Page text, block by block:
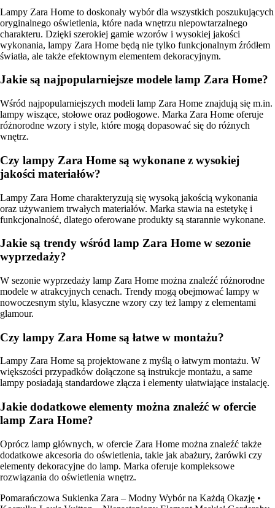
Lampy Zara Home to doskonały wybór dla wszystkich poszukujących
oryginalnego oświetlenia, które nada wnętrzu niepowtarzalnego
charakteru. Dzięki szerokiej gamie wzorów i wysokiej jakości
wykonania, lampy Zara Home będą nie tylko funkcjonalnym źródłem
światła, ale także efektownym elementem dekoracyjnym.
Jakie są najpopularniejsze modele lamp Zara Home?
Wśród najpopularniejszych modeli lamp Zara Home znajdują się m.in.
lampy wiszące, stołowe oraz podłogowe. Marka Zara Home oferuje
różnorodne wzory i style, które mogą dopasować się do różnych
wnętrz.
Czy lampy Zara Home są wykonane z wysokiej
jakości materiałów?
Lampy Zara Home charakteryzują się wysoką jakością wykonania
oraz używaniem trwałych materiałów. Marka stawia na estetykę i
funkcjonalność, dlatego oferowane produkty są starannie wykonane.
Jakie są trendy wśród lamp Zara Home w sezonie
wyprzedaży?
W sezonie wyprzedaży lamp Zara Home można znaleźć różnorodne
modele w atrakcyjnych cenach. Trendy mogą obejmować lampy w
nowoczesnym stylu, klasyczne wzory czy też lampy z elementami
glamour.
Czy lampy Zara Home są łatwe w montażu?
Lampy Zara Home są projektowane z myślą o łatwym montażu. W
większości przypadków dołączone są instrukcje montażu, a same
lampy posiadają standardowe złącza i elementy ułatwiające instalację.
Jakie dodatkowe elementy można znaleźć w ofercie
lamp Zara Home?
Oprócz lamp głównych, w ofercie Zara Home można znaleźć także
dodatkowe akcesoria do oświetlenia, takie jak abażury, żarówki czy
elementy dekoracyjne do lamp. Marka oferuje kompleksowe
rozwiązania do oświetlenia wnętrz.
Pomarańczowa Sukienka Zara – Modny Wybór na Każdą Okazję •